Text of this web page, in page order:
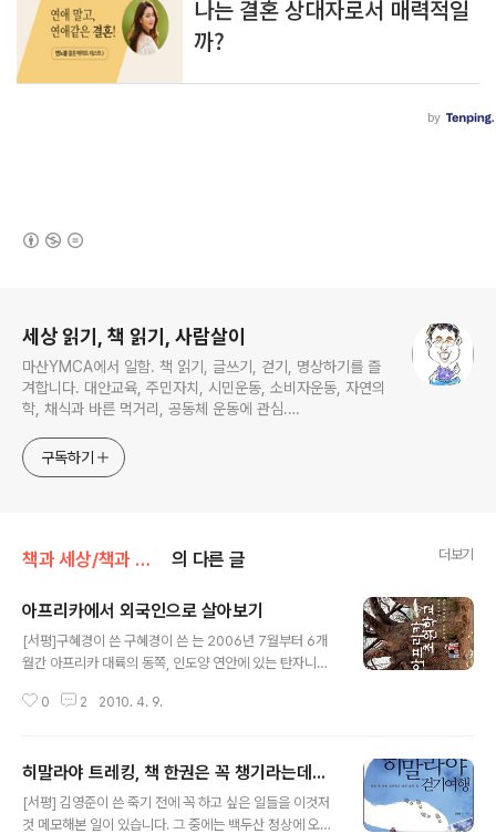
세상 읽기, 책 읽기, 사람살이
마산YMCA에서 일함. 책 읽기, 글쓰기, 걷기, 명상하기를 즐
겨합니다. 대안교육, 주민자치, 시민운동, 소비자운동, 자연의
학, 채식과 바른 먹거리, 공동체 운동에 관심.
http://www.facebook.com/ymcaman
구독하기
책과 세상/책과 세상 - 여행 의 다른 글 더보기
아프리카에서 외국인으로 살아보기
[서평]구혜경이 쓴 구혜경이 쓴 는 2006년 7월부터 6개
월간 아프리카 대륙의 동쪽, 인도양 연안에 있는 탄자니아
동육아 어린이집에서 만난 의 저자 김정미씨와 마음이 맞
그러다 우연히 아프리카에서 아이를 키운 한 영국 엄마의
책을 본 후 아프리카로 떠나자고 의기투합하기에 이른다.
아프리카 대륙 탄자니아로 가는 길 는 이렇게 서툰 열정으
0 2 2010. 4. 9.
히말라야 트레킹, 책 한권은 꼭 챙기라는데...
[서평] 김영준이 쓴 죽기 전에 꼭 하고 싶은 일들을 이것저
것 메모해본 일이 있습니다. 그 중에는 백두산 정상에 오르